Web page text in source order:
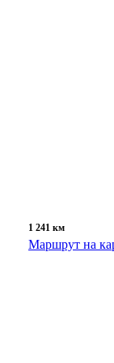
1 241 км
Маршрут на